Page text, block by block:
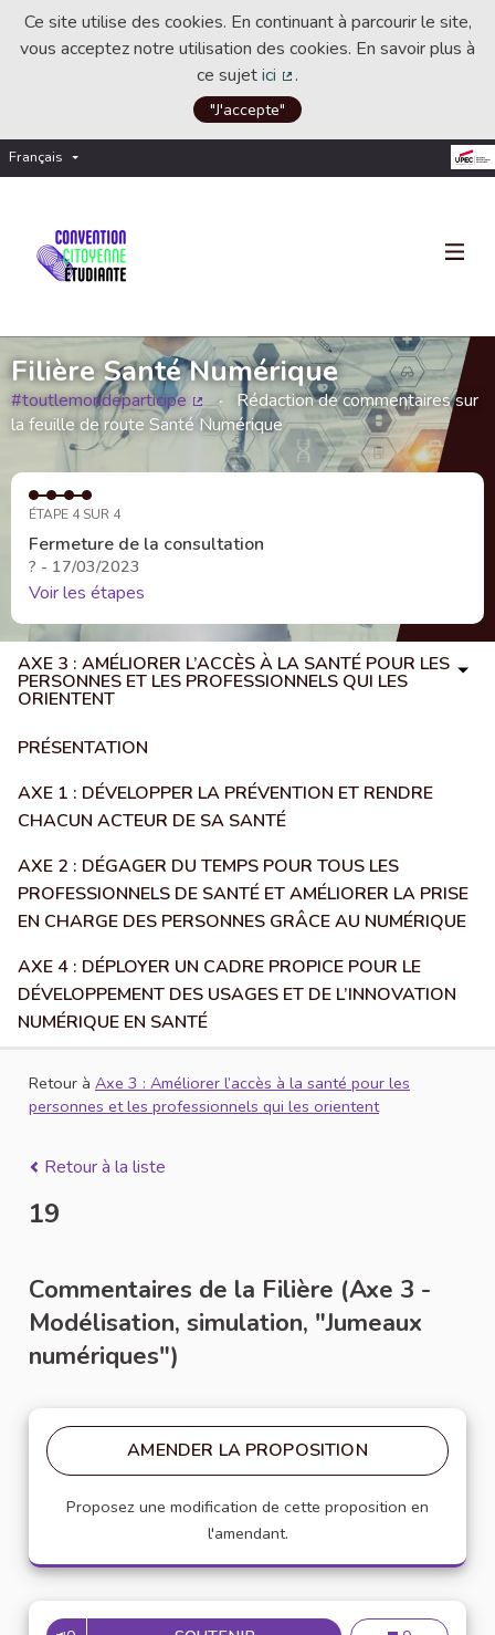
Ce site utilise des cookies. En continuant à parcourir le site,
vous acceptez notre utilisation des cookies. En savoir plus à
ce sujetici
(Lien externe)
.
"J'accepte"
Français Choisir la langue
Filière Santé Numérique
#toutlemondeparticipe
(Lien externe)
Rédaction de commentaires sur
la feuille de route Santé Numérique
ÉTAPE 4 SUR 4
Fermeture de la consultation
? - 17/03/2023
Voir les étapes
AXE 3 : AMÉLIORER L’ACCÈS À LA SANTÉ POUR LES
PERSONNES ET LES PROFESSIONNELS QUI LES
ORIENTENT
PRÉSENTATION
AXE 1 : DÉVELOPPER LA PRÉVENTION ET RENDRE
CHACUN ACTEUR DE SA SANTÉ
AXE 2 : DÉGAGER DU TEMPS POUR TOUS LES
PROFESSIONNELS DE SANTÉ ET AMÉLIORER LA PRISE
EN CHARGE DES PERSONNES GRÂCE AU NUMÉRIQUE
AXE 4 : DÉPLOYER UN CADRE PROPICE POUR LE
DÉVELOPPEMENT DES USAGES ET DE L’INNOVATION
NUMÉRIQUE EN SANTÉ
Retour à Axe 3 : Améliorer l’accès à la santé pour les
personnes et les professionnels qui les orientent
Retour à la liste
19
Commentaires de la Filière (Axe 3 -
Modélisation, simulation, "Jumeaux
numériques")
AMENDER LA PROPOSITION
Proposez une modification de cette proposition en
l'amendant.